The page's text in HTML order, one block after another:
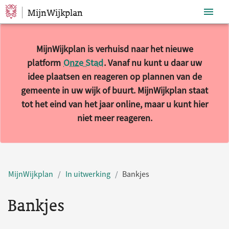
Sla navigatie over
MijnWijkplan
MijnWijkplan is verhuisd naar het nieuwe
platform Onze Stad. Vanaf nu kunt u daar uw
idee plaatsen en reageren op plannen van de
gemeente in uw wijk of buurt. MijnWijkplan staat
tot het eind van het jaar online, maar u kunt hier
niet meer reageren.
MijnWijkplan In uitwerking Bankjes
Bankjes